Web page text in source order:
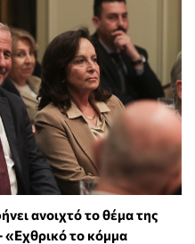
ανοιχτό το θέμα της
«Εχθρικό το κόμμα